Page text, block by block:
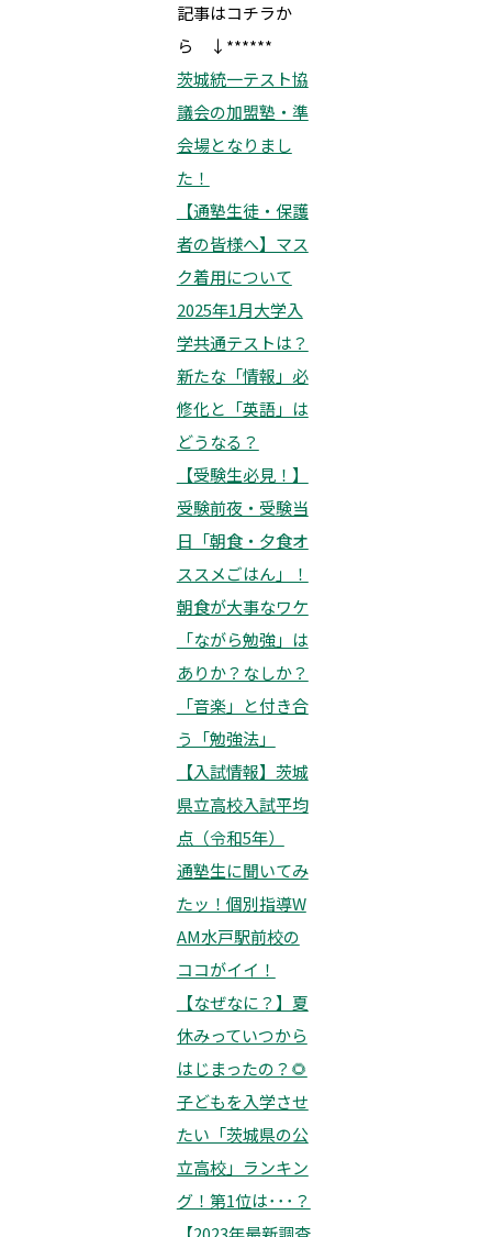
記事はコチラか
ら ↓******
茨城統一テスト協
議会の加盟塾・準
会場となりまし
た！
【通塾生徒・保護
者の皆様へ】マス
ク着用について
2025年1月大学入
学共通テストは？
新たな「情報」必
修化と「英語」は
どうなる？
【受験生必見！】
受験前夜・受験当
日「朝食・夕食オ
ススメごはん」！
朝食が大事なワケ
「ながら勉強」は
ありか？なしか？
「音楽」と付き合
う「勉強法」
【入試情報】茨城
県立高校入試平均
点（令和5年）
通塾生に聞いてみ
たッ！個別指導W
AM水戸駅前校の
ココがイイ！
【なぜなに？】夏
休みっていつから
はじまったの？🌻
子どもを入学させ
たい「茨城県の公
立高校」ランキン
グ！第1位は･･･？